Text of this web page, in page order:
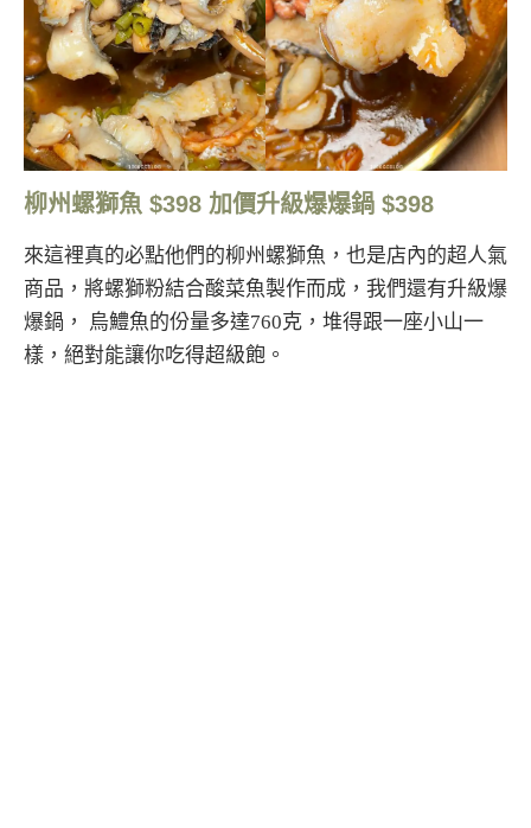
柳州螺獅魚 $398 加價升級爆爆鍋 $398
來這裡真的必點他們的柳州螺獅魚，也是店內的超人氣
商品，將螺獅粉結合酸菜魚製作而成，我們還有升級爆
爆鍋， 烏鱧魚的份量多達760克，堆得跟一座小山一
樣，絕對能讓你吃得超級飽。